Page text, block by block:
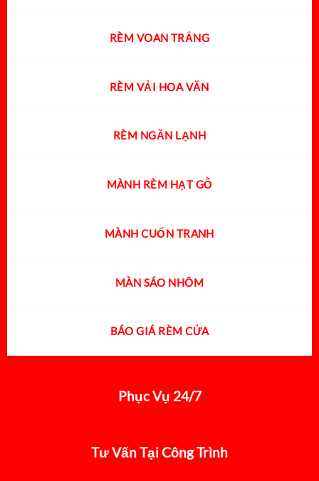
RÈM VOAN TRẮNG
RÈM VẢI HOA VĂN
RÈM NGĂN LẠNH
MÀNH RÈM HẠT GỖ
MÀNH CUỐN TRANH
MÀN SÁO NHÔM
BÁO GIÁ RÈM CỬA
Phục Vụ 24/7
Tư Vấn Tại Công Trình